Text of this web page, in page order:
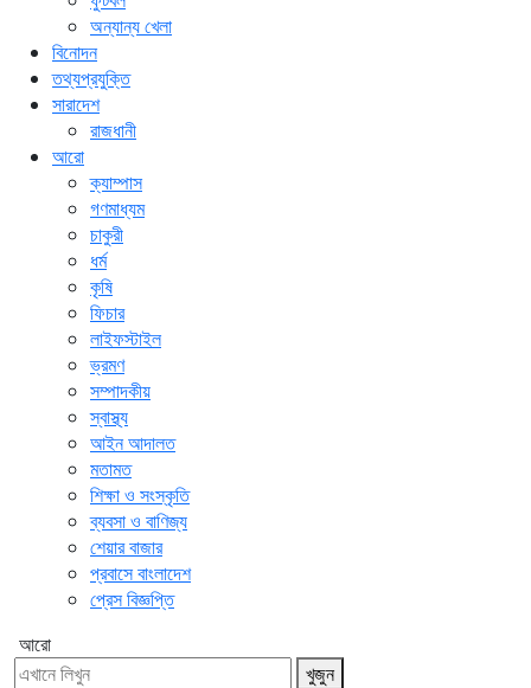
অন্যান্য খেলা
বিনোদন
তথ্যপ্রযুক্তি
সারাদেশ
রাজধানী
আরো
ক্যাম্পাস
গণমাধ্যম
চাকুরী
ধর্ম
কৃষি
ফিচার
লাইফস্টাইল
ভ্রমণ
সম্পাদকীয়
স্বাস্থ্য
আইন আদালত
মতামত
শিক্ষা ও সংস্কৃতি
ব্যবসা ও বাণিজ্য
শেয়ার বাজার
প্রবাসে বাংলাদেশ
প্রেস বিজ্ঞপ্তি
আরো
খুজুন